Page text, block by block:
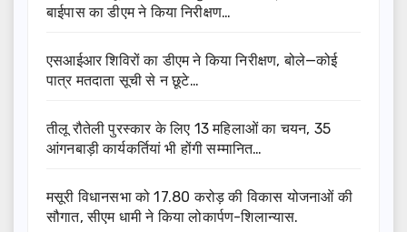
बाईपास का डीएम ने किया निरीक्षण…
एसआईआर शिविरों का डीएम ने किया निरीक्षण, बोले—कोई
पात्र मतदाता सूची से न छूटे…
तीलू रौतेली पुरस्कार के लिए 13 महिलाओं का चयन, 35
आंगनबाड़ी कार्यकर्तियां भी होंगी सम्मानित…
मसूरी विधानसभा को 17.80 करोड़ की विकास योजनाओं की
सौगात, सीएम धामी ने किया लोकार्पण-शिलान्यास.